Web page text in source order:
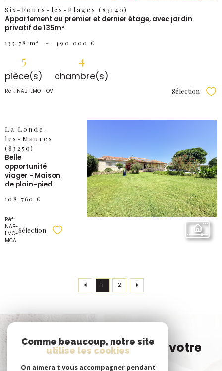
Six-Fours-les-Plages (83140)
Appartement au premier et dernier étage, avec jardin
privatif de 135m²
135,78 m² - 490 000 €
5
pièce(s)
4
chambre(s)
Réf : NAB-LMO-TOV Sélection
VOIR LE
BIEN
La Londe-
les-Maures
(83250)
Belle
opportunité
viager - Maison
de plain-pied
108 760 €
Réf :
NAB-
LMO-
MCA
Sélection Sélectionner
1 2
Vous n'avez pas trouvé
le bien correspondant à votre
recherche ?
Comme beaucoup, notre site
utilise les cookies
On aimerait vous accompagner pendant